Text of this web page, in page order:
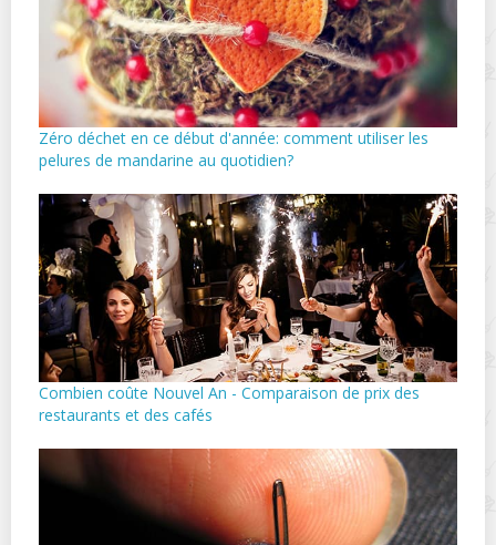
Zéro déchet en ce début d'année: comment utiliser les
pelures de mandarine au quotidien?
Combien coûte Nouvel An - Comparaison de prix des
restaurants et des cafés